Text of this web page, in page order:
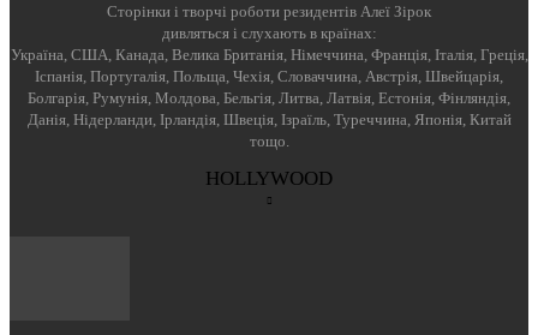
Cторінки і творчі роботи резидентів Алеї Зірок
дивляться і слухають в країнах:
Україна, США, Канада, Велика Британія, Німеччина, Франція, Італія, Греція,
Іспанія, Португалія, Польща, Чехія, Словаччина, Австрія, Швейцарія,
Болгарія, Румунія, Молдова, Бельгія, Литва, Латвія, Естонія, Фінляндія,
Данія, Нідерланди, Ірландія, Швеція, Ізраїль, Туреччина, Японія, Китай
тощо.
HOLLYWOOD